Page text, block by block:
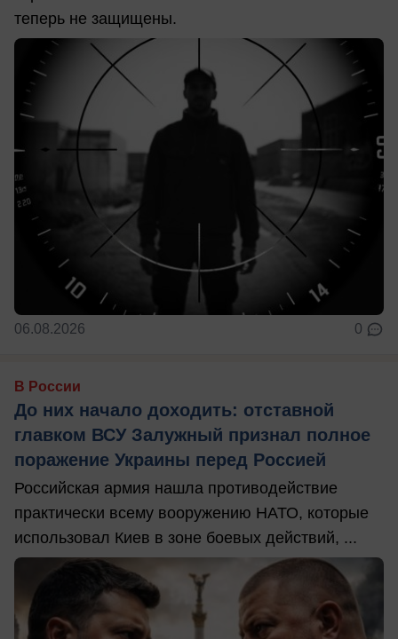
теперь не защищены.
06.08.2026 0
В России
До них начало доходить: отставной
главком ВСУ Залужный признал полное
поражение Украины перед Россией
Российская армия нашла противодействие
практически всему вооружению НАТО, которые
использовал Киев в зоне боевых действий, ...